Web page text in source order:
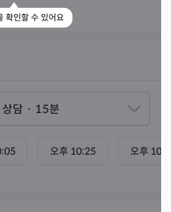
확인할 수 있어요
담 가능
오후 10:25 오후